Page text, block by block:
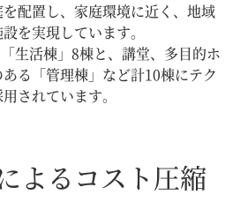
配置し、家庭環境に近く、地域
を実現しています。
生活棟」8棟と、講堂、多目的ホ
る「管理棟」など計10棟にテク
されています。
よるコスト圧縮